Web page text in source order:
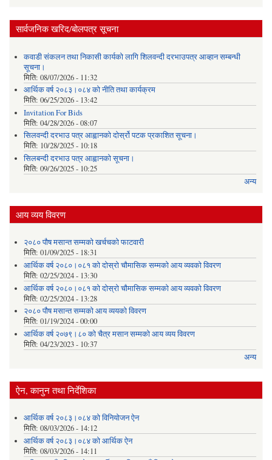
सार्वजनिक खरिद/बोलपत्र सूचना
कवाडी संकलन तथा निकासी कार्यको लागि शिलवन्दी दरभाउपत्र आव्हान सम्बन्धी
सूचना।
मिति: 08/07/2026 - 11:32
आर्थिक वर्ष २०८३।०८४ को नीति तथा कार्यक्रम
मिति: 06/25/2026 - 13:42
Invitation For Bids
मिति: 04/28/2026 - 08:07
सिलवन्दी दरभाउ पत्र आह्वानको दोर्स्रो पटक प्रकाशित सूचना।
मिति: 10/28/2025 - 10:18
सिलबन्दी दरभाउ पत्र आह्वानको सूचना।
मिति: 09/26/2025 - 10:25
अन्य
आय व्यय विवरण
२०८० पौष मसान्त सम्मको खर्चचको फाटवारी
मिति: 01/09/2025 - 18:31
आर्थिक वर्ष २०८०।०८१ को दोस्रो चौमासिक सम्मको आय व्यवको विवरण
मिति: 02/25/2024 - 13:30
आर्थिक वर्ष २०८०।०८१ को दोस्रो चौमासिक सम्मको आय व्यवको विवरण
मिति: 02/25/2024 - 13:28
२०८० पौष मसान्त सम्मको आय व्ययको विवरण
मिति: 01/19/2024 - 00:00
आर्थिक वर्ष २०७९।८० को चैत्र मसान सम्मको आय व्यय विवरण
मिति: 04/23/2023 - 10:37
अन्य
ऐन, कानुन तथा निर्देशिका
आर्थिक वर्ष २०८३।०८४ को विनियोजन ऐन
मिति: 08/03/2026 - 14:12
आर्थिक वर्ष २०८३।०८४ को आर्थिक ऐन
मिति: 08/03/2026 - 14:11